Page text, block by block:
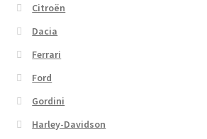
Citroën
Dacia
Ferrari
Ford
Gordini
Harley-Davidson